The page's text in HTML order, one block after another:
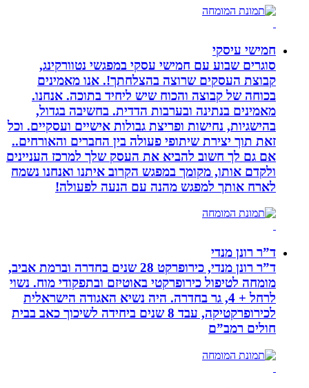
חמישי עיסקי
סוגרים שבוע עם חמישי עסקי במפגשי נטוורקינג,
קבוצת העסקים שרוצה בהצלחתך!. אנו מאמינים
בכוחה של קבוצה והכוח שיש ליחיד בתוכה. אנחנו.
מאמינים בנתינה ובערבות הדדית. בחשיבה בגדול,
בהישגיות, נחישות ופריצת גבולות אישיים ועסקיים. וכל
זאת תוך יצירת שיתופי פעולה בין החברים והאורחים..
אם גם לך חשוב להביא את העסק שלך למרכז העניינים
ולקדם אותו, מקומך במפגש הקרוב איתנו ואנחנו נשמח
לארח אותך למפגש מהנה עם הנעה לפעולה!
ד”ר רונן מנדי
ד”ר רונן מנדי, כירופרקט 28 שנים בחדרה וברמת אביב,
מומחה לטיפול כירופרקטי באוטיזם ובתפקודי מוח. נשוי
לרחל + 4, גר בחדרה. היה נשיא האגודה הישראלית
לכירופרקטיקה, עבד 8 שנים ביחידה לשיכוך כאב בבית
חולים רמב”ם